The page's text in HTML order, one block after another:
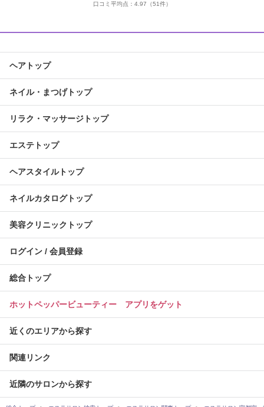
口コミ平均点： 4.97 （51件）
ヘアトップ
ネイル・まつげトップ
リラク・マッサージトップ
エステトップ
ヘアスタイルトップ
ネイルカタログトップ
美容クリニックトップ
ログイン / 会員登録
総合トップ
ホットペッパービューティー アプリをゲット
近くのエリアから探す
関連リンク
近隣のサロンから探す